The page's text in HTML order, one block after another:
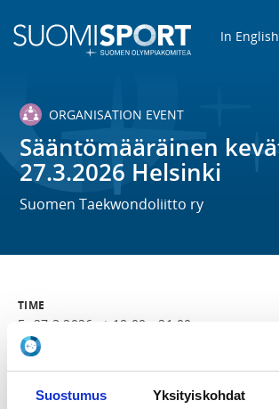
Suostumus Yksityiskohdat
In
ORGANISATION EVENT
Sääntömääräinen
27.3.2026 Helsinki
Suomen Taekwondoliitto ry
TIME
Fr 27.3.2026 at 18:00 - 21:00
LOCATION
Sporttitalo